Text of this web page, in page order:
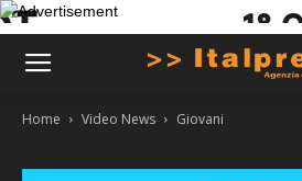
Home Video News Giovani